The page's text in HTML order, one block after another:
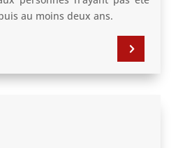
au moins deux ans.
5